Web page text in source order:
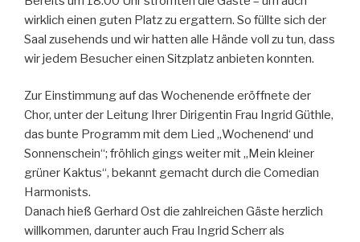
wirklich einen guten Platz zu ergattern. So füllte sich der
Saal zusehends und wir hatten alle Hände voll zu tun, dass
wir jedem Besucher einen Sitzplatz anbieten konnten.
Zur Einstimmung auf das Wochenende eröffnete der
Chor, unter der Leitung Ihrer Dirigentin Frau Ingrid Güthle,
das bunte Programm mit dem Lied „Wochenend‘ und
Sonnenschein“; fröhlich gings weiter mit „Mein kleiner
grüner Kaktus“, bekannt gemacht durch die Comedian
Harmonists.
Danach hieß Gerhard Ost die zahlreichen Gäste herzlich
willkommen, darunter auch Frau Ingrid Scherr als